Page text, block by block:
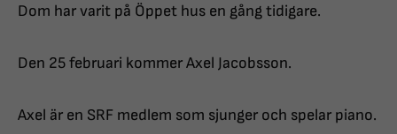
Dom har varit på Öppet hus en gång tidigare.
Den 25 februari kommer Axel Jacobsson.
Axel är en SRF medlem som sjunger och spelar piano.